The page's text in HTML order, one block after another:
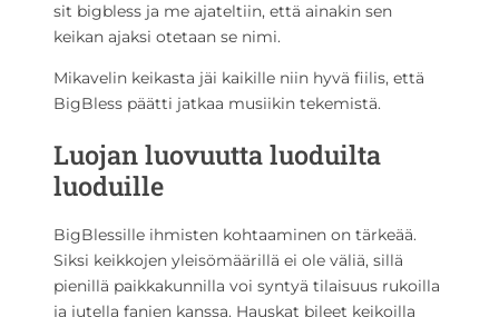
sit bigbless ja me ajateltiin, että ainakin sen
keikan ajaksi otetaan se nimi.
Mikavelin keikasta jäi kaikille niin hyvä fiilis, että
BigBless päätti jatkaa musiikin tekemistä.
Luojan luovuutta luoduilta
luoduille
BigBlessille ihmisten kohtaaminen on tärkeää.
Siksi keikkojen yleisömäärillä ei ole väliä, sillä
pienillä paikkakunnilla voi syntyä tilaisuus rukoilla
ja jutella fanien kanssa. Hauskat bileet keikoilla